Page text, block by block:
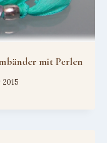
mit Perlen